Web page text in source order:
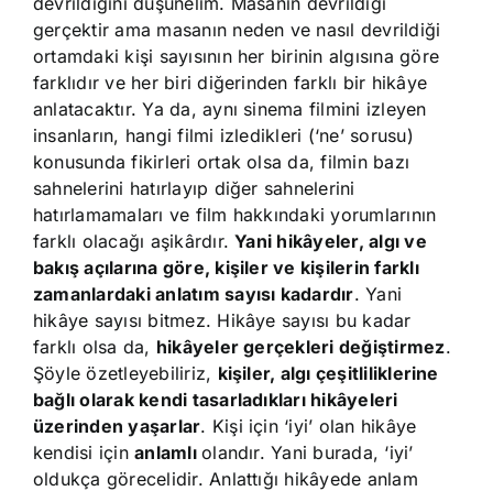
gerçektir ama masanın neden ve nasıl devrildiği
ortamdaki kişi sayısının her birinin algısına göre
farklıdır ve her biri diğerinden farklı bir hikâye
anlatacaktır. Ya da, aynı sinema filmini izleyen
insanların, hangi filmi izledikleri (‘ne’ sorusu)
konusunda fikirleri ortak olsa da, filmin bazı
sahnelerini hatırlayıp diğer sahnelerini
hatırlamamaları ve film hakkındaki yorumlarının
farklı olacağı aşikârdır.Yani hikâyeler, algı ve
bakış açılarına göre, kişiler ve kişilerin farklı
zamanlardaki anlatım sayısı kadardır. Yani
hikâye sayısı bitmez. Hikâye sayısı bu kadar
farklı olsa da, hikâyeler gerçekleri değiştirmez.
Şöyle özetleyebiliriz, kişiler, algı çeşitliliklerine
bağlı olarak kendi tasarladıkları hikâyeleri
üzerinden yaşarlar. Kişi için ‘iyi’ olan hikâye
kendisi içinanlamlıolandır. Yani burada, ‘iyi’
oldukça görecelidir. Anlattığı hikâyede anlam